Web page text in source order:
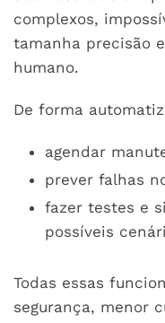
complexos,
tamanha precisão
humano.
De forma
agendar
prever falhas
fazer testes e
possíveis
Todas essas
segurança, menor